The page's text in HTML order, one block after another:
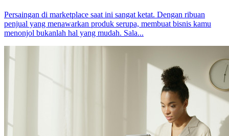
Persaingan di marketplace saat ini sangat ketat. Dengan ribuan
penjual yang menawarkan produk serupa, membuat bisnis kamu
menonjol bukanlah hal yang mudah. Sala...